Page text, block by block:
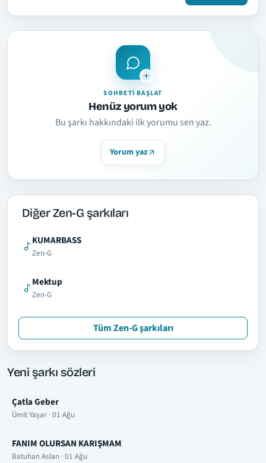
SOHBETI BAŞLAT
Henüz yorum yok
Bu şarkı hakkındaki ilk yorumu sen yaz.
Yorum yaz
Diğer Zen-G şarkıları
KUMARBASS
Zen-G
Mektup
Zen-G
Tüm Zen-G şarkıları
Yeni şarkı sözleri
Çatla Geber
Ümit Yaşar · 01 Ağu
FANIM OLURSAN KARIŞMAM
Batuhan Aslan · 01 Ağu